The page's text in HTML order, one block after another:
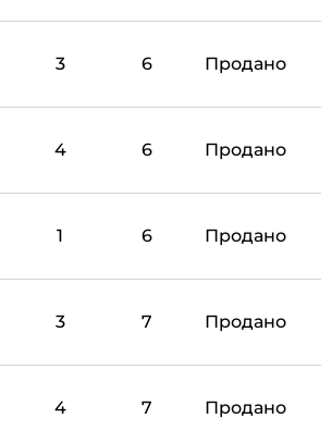
3 6 Продано
4 6 Продано
1 6 Продано
3 7 Продано
4 7 Продано